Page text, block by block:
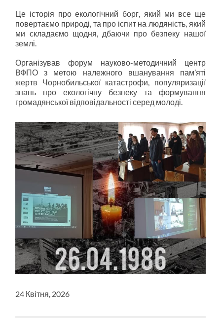
Це історія про екологічний борг, який ми все ще
повертаємо природі, та про іспит на людяність, який
ми складаємо щодня, дбаючи про безпеку нашої
землі.
Організував форум науково-методичний центр
ВФПО з метою належного вшанування пам’яті
жертв Чорнобильської катастрофи, популяризації
знань про екологічну безпеку та формування
громадянської відповідальності серед молоді.
24 Квітня, 2026